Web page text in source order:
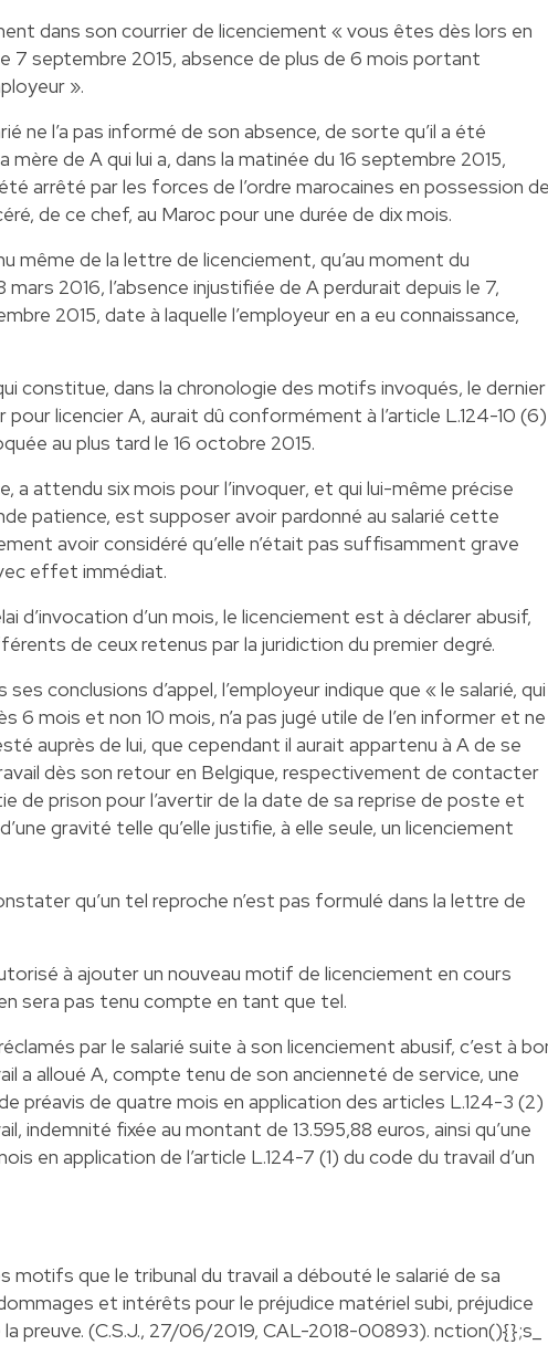
dans son courrier de licenciement « vous êtes dès lors en
7 septembre 2015, absence de plus de 6 mois portant
».
ne l’a pas informé de son absence, de sorte qu’il a été
de A qui lui a, dans la matinée du 16 septembre 2015,
arrêté par les forces de l’ordre marocaines en possession
de ce chef, au Maroc pour une durée de dix mois.
même de la lettre de licenciement, qu’au moment du
2016, l’absence injustifiée de A perdurait depuis le 7,
2015, date à laquelle l’employeur en a eu connaissance,
constitue, dans la chronologie des motifs invoqués, le dernier
pour licencier A, aurait dû conformément à l’article L.124-10 (6)
au plus tard le 16 octobre 2015.
a attendu six mois pour l’invoquer, et qui lui-même précise
patience, est supposer avoir pardonné au salarié cette
avoir considéré qu’elle n’était pas suffisamment grave
effet immédiat.
d’invocation d’un mois, le licenciement est à déclarer abusif,
de ceux retenus par la juridiction du premier degré.
conclusions d’appel, l’employeur indique que « le salarié, qui
6 mois et non 10 mois, n’a pas jugé utile de l’en informer et ne
auprès de lui, que cependant il aurait appartenu à A de se
dès son retour en Belgique, respectivement de contacter
de prison pour l’avertir de la date de sa reprise de poste et
gravité telle qu’elle justifie, à elle seule, un licenciement
qu’un tel reproche n’est pas formulé dans la lettre de
à ajouter un nouveau motif de licenciement en cours
sera pas tenu compte en tant que tel.
par le salarié suite à son licenciement abusif, c’est à
a alloué A, compte tenu de son ancienneté de service, une
préavis de quatre mois en application des articles L.124-3 (2)
indemnité fixée au montant de 13.595,88 euros, ainsi qu’une
en application de l’article L.124-7 (1) du code du travail d’un
motifs que le tribunal du travail a débouté le salarié de sa
et intérêts pour le préjudice matériel subi, préjudice
preuve. (C.S.J., 27/06/2019, CAL-2018-00893). nction(){};s_